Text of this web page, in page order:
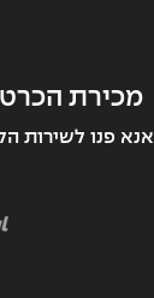
מכירת
אנא פנו לשירות